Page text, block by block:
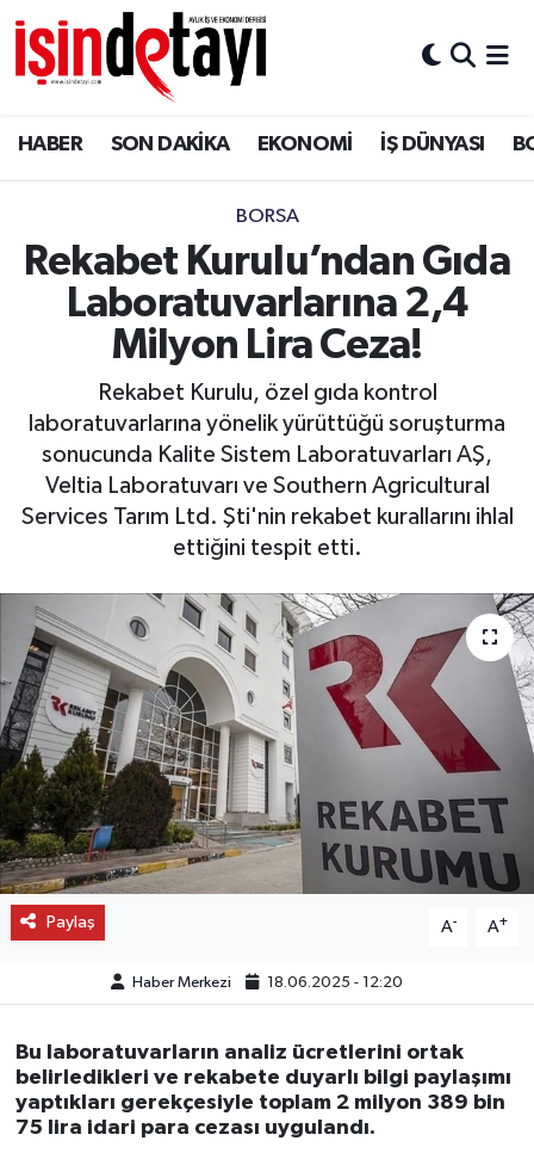
HABER SON DAKİKA EKONOMİ İŞ DÜNYASI
BORSA
Rekabet Kurulu’ndan Gıda
Laboratuvarlarına 2,4
Milyon Lira Ceza!
Rekabet Kurulu, özel gıda kontrol
laboratuvarlarına yönelik yürüttüğü soruşturma
sonucunda Kalite Sistem Laboratuvarları AŞ,
Veltia Laboratuvarı ve Southern Agricultural
Services Tarım Ltd. Şti'nin rekabet kurallarını ihlal
ettiğini tespit etti.
Paylaş A- A+
Haber Merkezi 18.06.2025 - 12:20
Bu laboratuvarların analiz ücretlerini ortak
belirledikleri ve rekabete duyarlı bilgi paylaşımı
yaptıkları gerekçesiyle toplam 2 milyon 389 bin
75 lira idari para cezası uygulandı.
DÜNYA
Eğitim
ENERJİ HABERİ
GAYRİMENKUL
HABER
LOJİSTİK
MAGAZİN
SAĞLIK
SON DAKİKA
SPOR
FİNANS
Nöbetçi Eczaneler
Hava Durumu
İstanbul Namaz Vakitleri
Trafik Durumu
Süper Lig Puan Durumu ve Fikstür
Tüm Manşetler
Son Dakika Haberleri
Haber Arşivi